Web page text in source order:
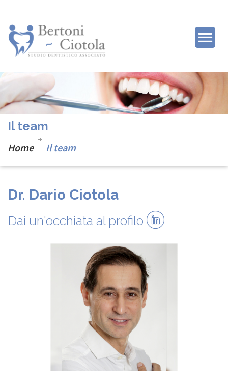
Il team
Home Il team
Dr. Dario Ciotola
Dai un'occhiata al profilo